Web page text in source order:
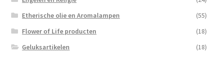
Etherische olie en Aromalampen
(55)
Flower of Life producten
(18)
Geluksartikelen
(18)